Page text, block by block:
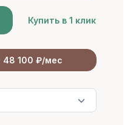
Купить в 1 клик
48 100 ₽/мес